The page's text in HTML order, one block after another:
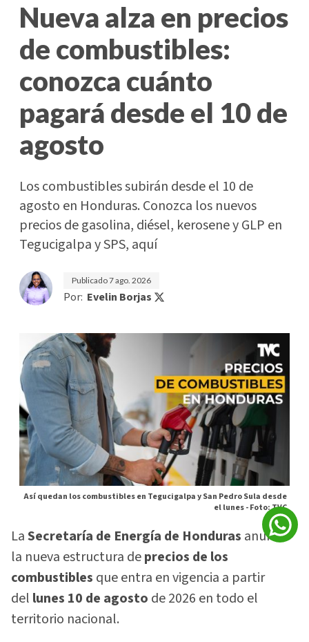
Nueva alza en precios
de combustibles:
conozca cuánto
pagará desde el 10 de
agosto
Los combustibles subirán desde el 10 de
agosto en Honduras. Conozca los nuevos
precios de gasolina, diésel, kerosene y GLP en
Tegucigalpa y SPS, aquí
Publicado7 ago. 2026
Por: Evelin Borjas
Así quedan los combustibles en Tegucigalpa y San Pedro Sula desde
el lunes -Foto: TVC
LaSecretaría de Energía de Honduras anunció
la nueva estructura deprecios de los
combustibles que entra en vigencia a partir
del lunes 10 de agosto de 2026 en todo el
territorio nacional.